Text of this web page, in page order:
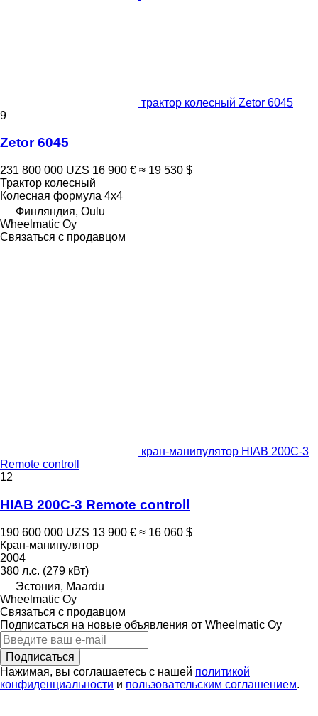
трактор колесный Zetor 6045
9
Zetor 6045
231 800 000 UZS 16 900 € ≈ 19 530 $
Трактор колесный
Колесная формула 4x4
Финляндия, Oulu
Wheelmatic Oy
Связаться с продавцом
кран-манипулятор HIAB 200C-3
Remote controll
12
HIAB 200C-3 Remote controll
190 600 000 UZS 13 900 € ≈ 16 060 $
Кран-манипулятор
2004
380 л.с. (279 кВт)
Эстония, Maardu
Wheelmatic Oy
Связаться с продавцом
Подписаться на новые объявления от Wheelmatic Oy
Подписаться
Нажимая, вы соглашаетесь с нашей политикой
конфиденциальности и пользовательским соглашением.